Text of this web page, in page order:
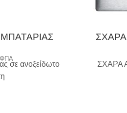
σε ανοξείδωτο
ΣΧΑΡΑ
ΣΧΑΡΑ